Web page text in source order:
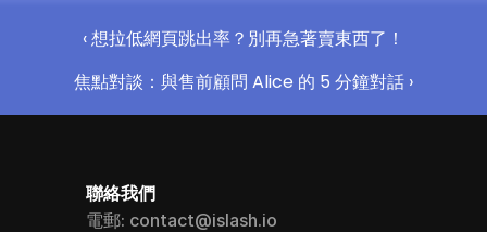
‹ 想拉低網頁跳出率？別再急著賣東西了！
焦點對談：與售前顧問 Alice 的 5 分鐘對話 ›
聯絡我們
電郵: contact@islash.io